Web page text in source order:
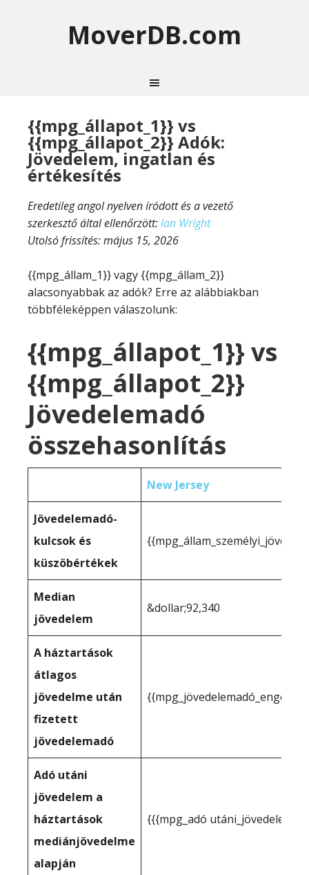
MoverDB.com
{{mpg_állapot_1}} vs
{{mpg_állapot_2}} Adók:
Jövedelem, ingatlan és
értékesítés
Eredetileg angol nyelven íródott és a vezető
szerkesztő által ellenőrzött:Ian Wright
Utolsó frissítés:május 15, 2026
{{mpg_állam_1}} vagy {{mpg_állam_2}}
alacsonyabbak az adók? Erre az alábbiakban
többféleképpen válaszolunk:
{{mpg_állapot_1}} vs
{{mpg_állapot_2}}
Jövedelemadó
összehasonlítás
New Jersey
Jövedelemadó-
kulcsok és
küszöbértékek
Median
jövedelem
&dollar;92,340
A háztartások
átlagos
jövedelme után
fizetett
jövedelemadó
Adó utáni
jövedelem a
háztartások
mediánjövedelme
alapján
{{{mpg_adó